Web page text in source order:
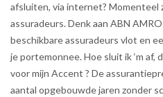
afsluiten, via internet? Momenteel
assuradeurs. Denk aan ABN
beschikbare assuradeurs vlot en
je portemonnee. Hoe sluit ik ‘m
voor mijn Accent ? De
aantal opgebouwde jaren zonder